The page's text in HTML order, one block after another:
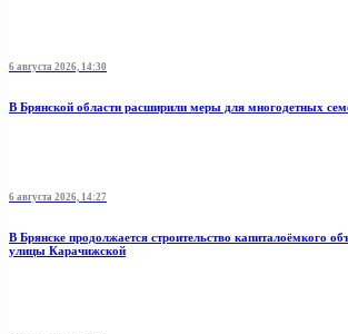
6 августа 2026, 14:30
В Брянской области расширили меры для многодетных
6 августа 2026, 14:27
В Брянске продолжается строительство капиталоёмкого
улицы Карачижской